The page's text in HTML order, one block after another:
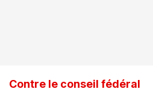
Contre le conseil fédéral